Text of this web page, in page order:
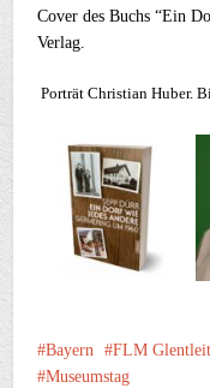
Cover des Buchs “Ein
Verlag.
Porträt Christian Huber.
Bayern FLM
Museumstag